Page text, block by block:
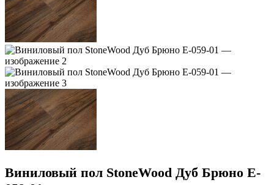
Виниловый пол StoneWood Дуб Брюно E-